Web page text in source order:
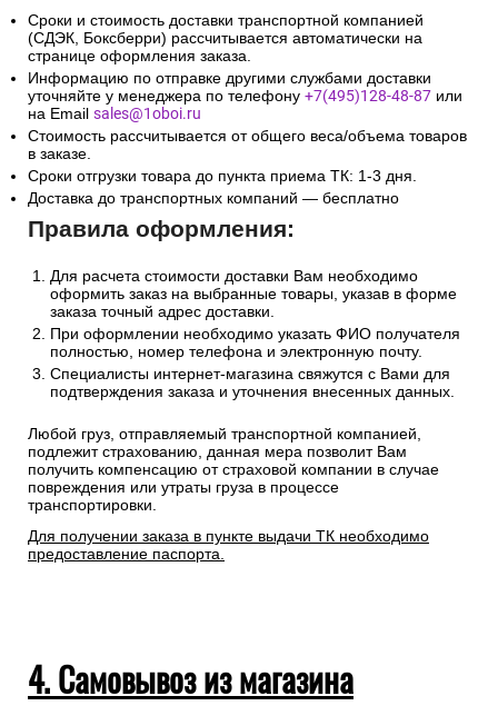
Сроки и стоимость доставки транспортной компанией
(СДЭК, Боксберри) рассчитывается автоматически на
странице оформления заказа.
Информацию по отправке другими службами доставки
уточняйте у менеджера по телефону +7(495)128-48-87 или
на Email sales@1oboi.ru
Стоимость рассчитывается от общего веса/объема товаров
в заказе.
Сроки отгрузки товара до пункта приема ТК: 1-3 дня.
Доставка до транспортных компаний — бесплатно
Правила оформления:
Для расчета стоимости доставки Вам необходимо
оформить заказ на выбранные товары, указав в форме
заказа точный адрес доставки.
При оформлении необходимо указать ФИО получателя
полностью, номер телефона и электронную почту.
Специалисты интернет-магазина свяжутся с Вами для
подтверждения заказа и уточнения внесенных данных.
Любой груз, отправляемый транспортной компанией,
подлежит страхованию, данная мера позволит Вам
получить компенсацию от страховой компании в случае
повреждения или утраты груза в процессе
транспортировки.
Для получении заказа в пункте выдачи ТК необходимо
предоставление паспорта.
4. Самовывоз из магазина